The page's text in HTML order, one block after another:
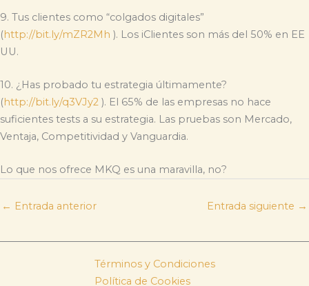
9. Tus clientes como “colgados digitales”
(http://bit.ly/mZR2Mh ). Los iClientes son más del 50% en EE
UU.
10. ¿Has probado tu estrategia últimamente?
(http://bit.ly/q3VJy2 ). El 65% de las empresas no hace
suficientes tests a su estrategia. Las pruebas son Mercado,
Ventaja, Competitividad y Vanguardia.
Lo que nos ofrece MKQ es una maravilla, no?
← Entrada anterior Entrada siguiente →
Términos y Condiciones
Política de Cookies